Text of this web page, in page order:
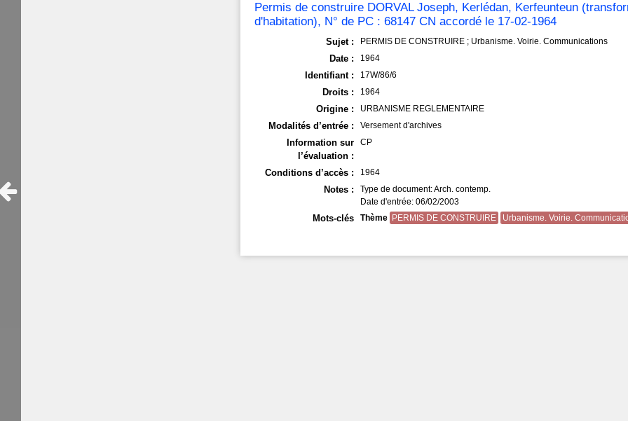
Permis de construire DORVAL Joseph, Kerlédan, Kerfeunteun
d'habitation), N° de PC : 68147 CN accordé le 17-02-1964
Sujet : PERMIS DE CONSTRUIRE ; Urbanisme. Voirie. Communications
Date : 1964
Identifiant : 17W/86/6
Droits : 1964
Origine : URBANISME REGLEMENTAIRE
Modalités d’entrée : Versement d'archives
Information sur
l’évaluation :
CP
Conditions d’accès : 1964
Notes :
Type de document: Arch. contemp.
Date d'entrée: 06/02/2003
Mots-clés Thème PERMIS DE CONSTRUIRE Urbanisme. Voirie.